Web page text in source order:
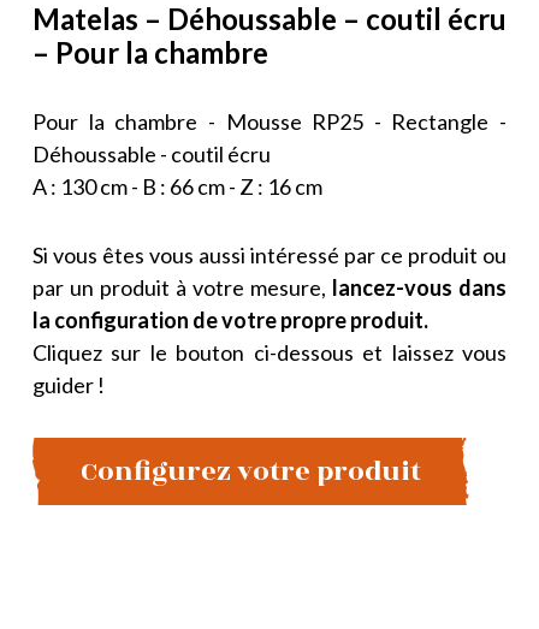
Matelas – Déhoussable – coutil écru
– Pour la chambre
Pour la chambre - Mousse RP25 - Rectangle -
Déhoussable - coutil écru
A : 130 cm - B : 66 cm - Z : 16 cm
Si vous êtes vous aussi intéressé par ce produit ou
par un produit à votre mesure, lancez-vous dans
la configuration de votre propre produit.
Cliquez sur le bouton ci-dessous et laissez vous
guider !
Configurez votre produit